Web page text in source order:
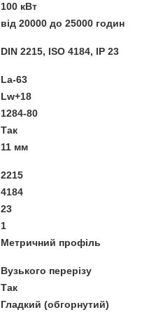
100 кВт
від 20000 до 25000 годин
DIN 2215, ISO 4184, IP 23
La-63
Lw+18
1284-80
Так
11 мм
2215
4184
23
1
Метричний профіль
Вузького перерізу
Так
Гладкий (обгорнутий)